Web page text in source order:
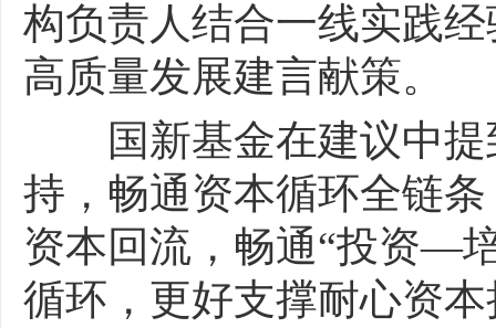
构负责人结合一线实践
高质量发展建言献策。
国新基金在建议中提
持，畅通资本循环全链
资本回流，畅通“投资—
循环，更好支撑耐心资